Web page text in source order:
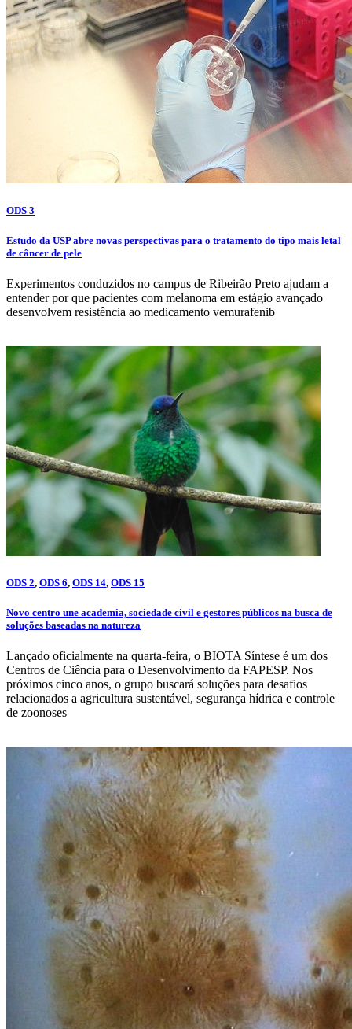
ODS 3
Estudo da USP abre novas perspectivas para o tratamento do tipo mais letal
de câncer de pele
Experimentos conduzidos no campus de Ribeirão Preto ajudam a
entender por que pacientes com melanoma em estágio avançado
desenvolvem resistência ao medicamento vemurafenib
ODS 2, ODS 6, ODS 14, ODS 15
Novo centro une academia, sociedade civil e gestores públicos na busca de
soluções baseadas na natureza
Lançado oficialmente na quarta-feira, o BIOTA Síntese é um dos
Centros de Ciência para o Desenvolvimento da FAPESP. Nos
próximos cinco anos, o grupo buscará soluções para desafios
relacionados a agricultura sustentável, segurança hídrica e controle
de zoonoses